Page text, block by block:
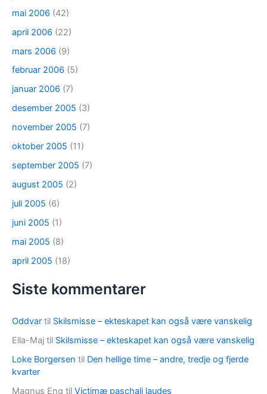
mai 2006 (42)
april 2006 (22)
mars 2006 (9)
februar 2006 (5)
januar 2006 (7)
desember 2005 (3)
november 2005 (7)
oktober 2005 (11)
september 2005 (7)
august 2005 (2)
juli 2005 (6)
juni 2005 (1)
mai 2005 (8)
april 2005 (18)
Siste kommentarer
Oddvar til Skilsmisse – ekteskapet kan også være vanskelig
Ella-Maj til Skilsmisse – ekteskapet kan også være vanskelig
Loke Borgersen til Den hellige time – andre, tredje og fjerde
kvarter
Magnus Eng til Victimæ paschali laudes